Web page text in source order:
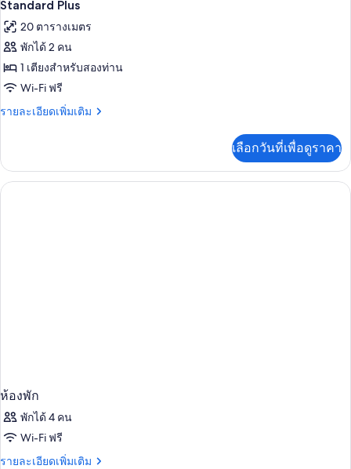
ท
(Master)
ภาพถ่าย
ทั้งหมด
ของ
Standard
Plus
Standard Plus
20 ตารางเมตร
พักได้ 2 คน
1 เตียงสำหรับสองท่าน
Wi-Fi ฟรี
รายละเอียดเพิ่มเติม
ราย
เกี่ยว
กับ
Standard
เลือกวันที่เพื่อดูราคา
ห้องพัก
พักได้ 4 คน
Wi-Fi ฟรี
รายละเอียดเพิ่มเติม
ราย